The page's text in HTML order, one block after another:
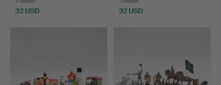
32 USD 32 USD